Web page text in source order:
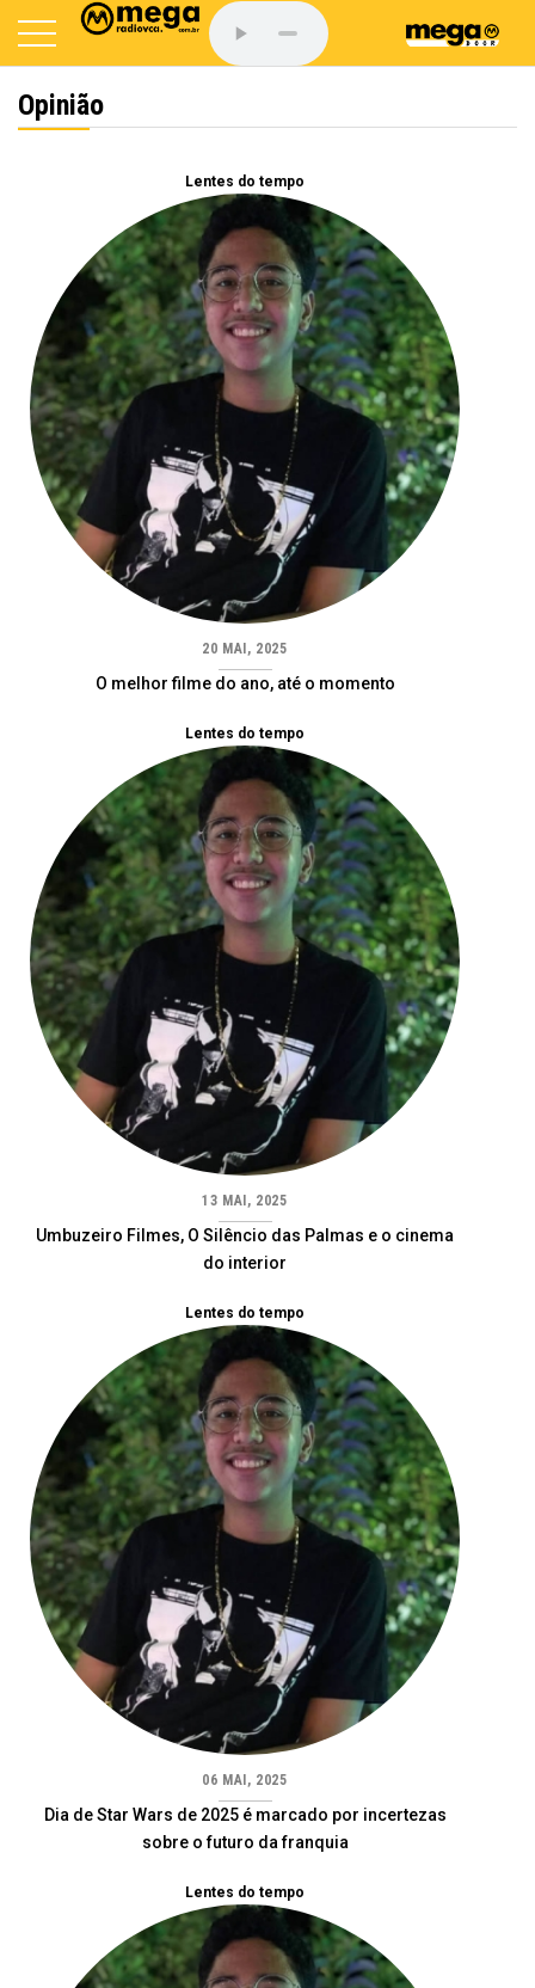
Opinião
Lentes do tempo
20 MAI, 2025
O melhor filme do ano, até o momento
Lentes do tempo
13 MAI, 2025
Umbuzeiro Filmes, O Silêncio das Palmas e o cinema
do interior
Lentes do tempo
06 MAI, 2025
Dia de Star Wars de 2025 é marcado por incertezas
sobre o futuro da franquia
Lentes do tempo